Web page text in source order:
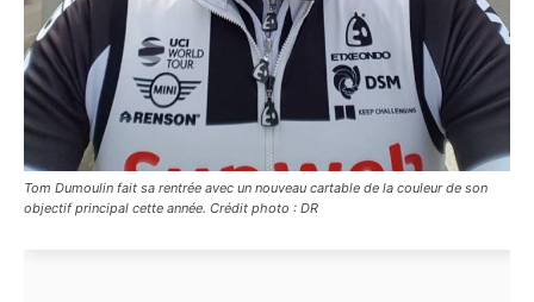
Tom Dumoulin fait sa rentrée avec un nouveau cartable de la couleur de son
objectif principal cette année. Crédit photo : DR